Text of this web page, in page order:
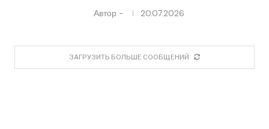
Автор - 20.07.2026
ЗАГРУЗИТЬ БОЛЬШЕ СООБЩЕНИЙ